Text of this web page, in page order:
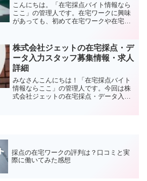
こんにちは。「在宅採点バイト情報なら
ここ」の管理人です。在宅ワークに興味
があっても、初めて在宅ワークや在宅採
いと思います。そんな方のために、今回
の記事では「初心者におす...
株式会社ジェットの在宅採点・デ
ータ入力スタッフ募集情報・求人
詳細
みなさんこんにちは！「在宅採点バイト
情報ならここ」の管理人です。今回は株
式会社ジェットの在宅採点・データ入力
採点の在宅ワークの評判は？口コミと実
際に働いてみた感想